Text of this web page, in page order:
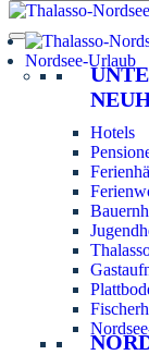
Nordsee-Urlaub
Hotels